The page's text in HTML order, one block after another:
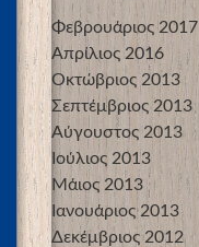
Φεβρουάριος 2017
Απρίλιος 2016
Οκτώβριος 2013
Σεπτέμβριος 2013
Αύγουστος 2013
Ιούλιος 2013
Μάιος 2013
Ιανουάριος 2013
Δεκέμβριος 2012